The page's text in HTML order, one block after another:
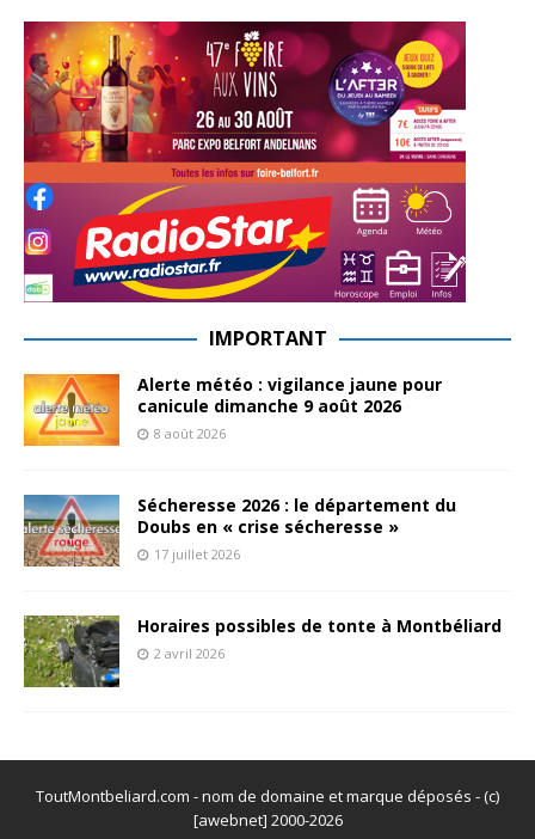
IMPORTANT
Alerte météo : vigilance jaune pour
canicule dimanche 9 août 2026
8 août 2026
Sécheresse 2026 : le département du
Doubs en « crise sécheresse »
17 juillet 2026
Horaires possibles de tonte à Montbéliard
2 avril 2026
ToutMontbeliard.com - nom de domaine et marque déposés - (c)
[awebnet] 2000-2026